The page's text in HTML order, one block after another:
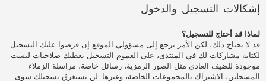
إشكالات التسجيل والدخول
لماذا قد أحتاج للتسجيل؟
قد لا تحتاج ذلك، لكن الأمر يرجع إلى مسؤولي الموقع إن فرضوا عليك التسجيل
لكتابة مشاركات لك في المنتدى، على العموم التسجيل يعطيك صلاحيات ليست
موجودة للضيف العادي مثل الصور الرمزية، رسائل خاصة، مراسلة الزملاء
المسجلين، الاشتراك بالمجموعات الخاصة، وغيرها. لن يستغرق تسجيلك سوى